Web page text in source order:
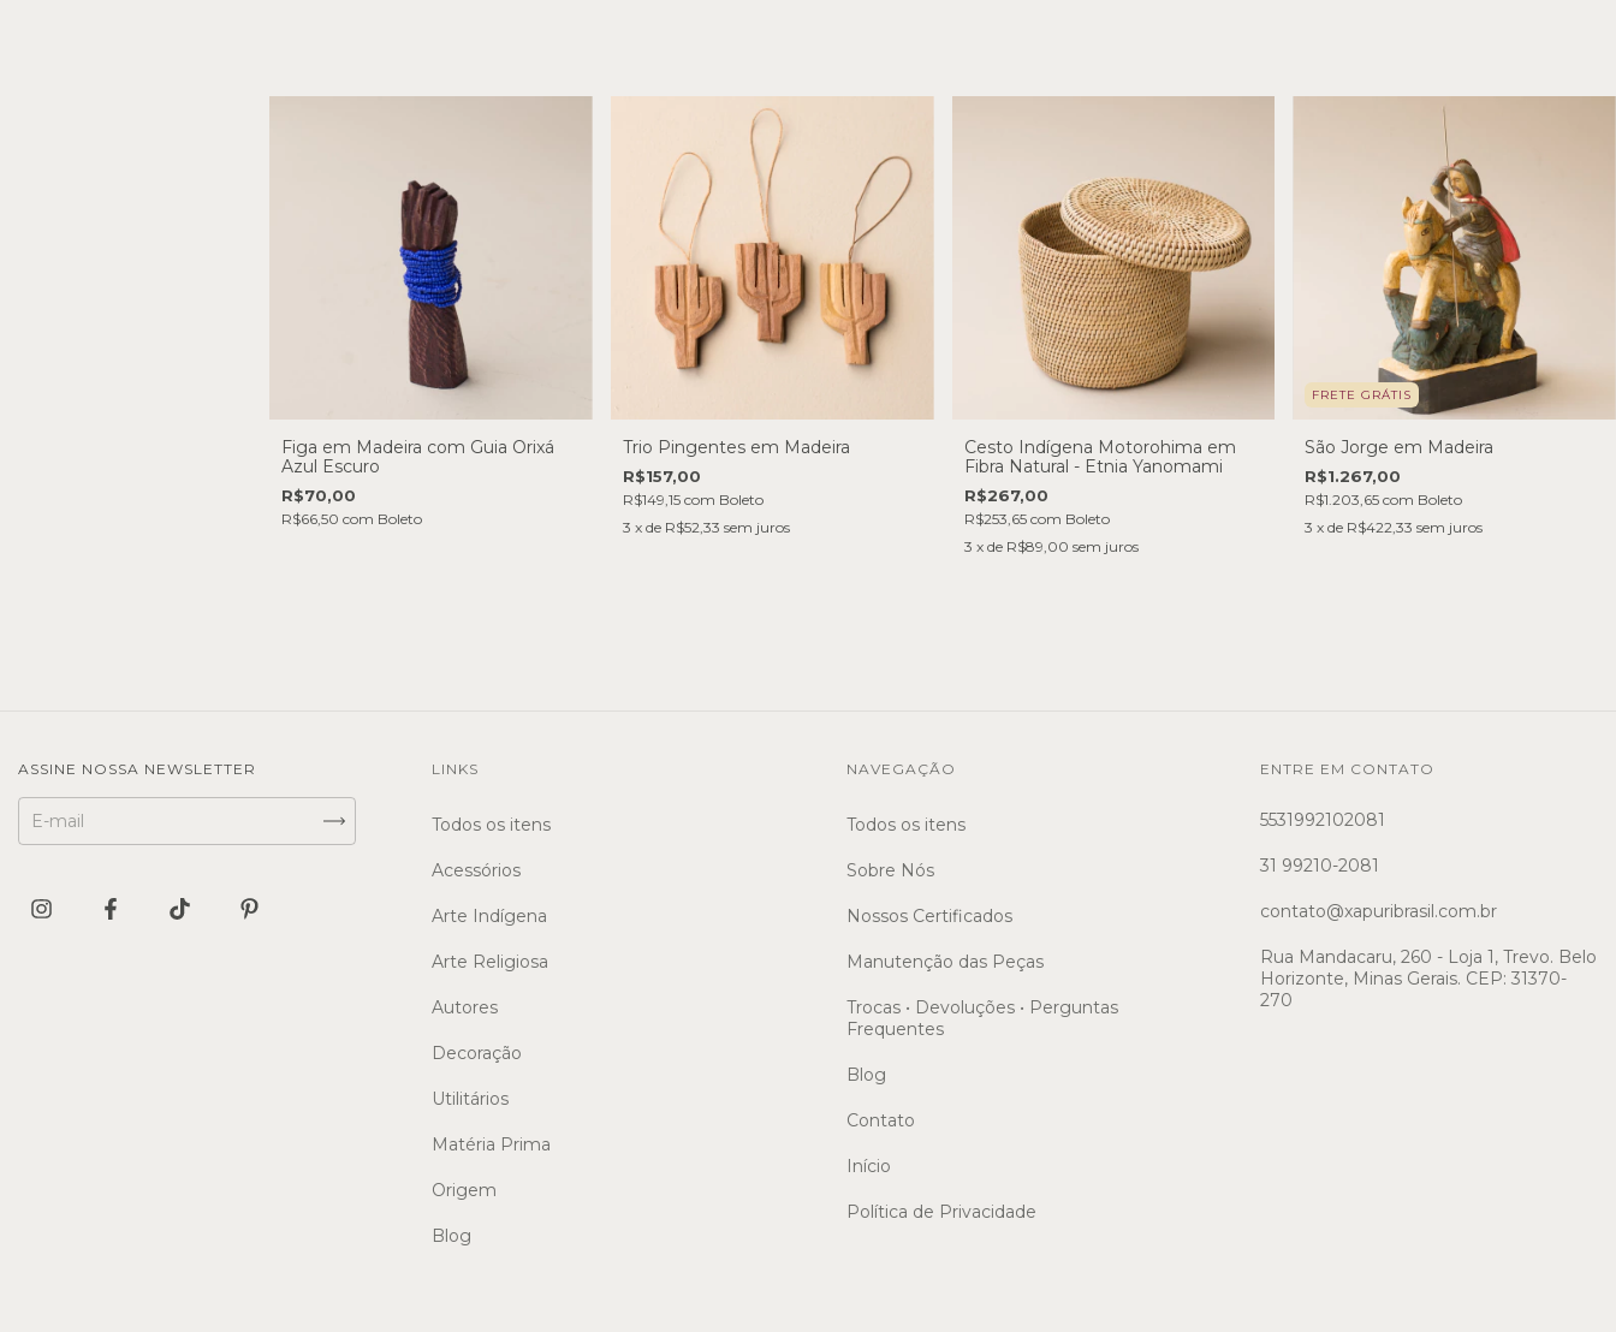
Figa em Madeira com Guia Orixá
Azul Escuro
R$70,00
R$66,50 com Boleto
Trio Pingentes em Madeira
R$157,00
R$149,15 com Boleto
3 x de R$52,33 sem juros
Cesto Indígena Motorohima em
Fibra Natural - Etnia Yanomami
R$267,00
R$253,65 com Boleto
3 x de R$89,00 sem juros
FRETE GRÁTIS
São Jorge em Madeira
R$1.267,00
R$1.203,65com Boleto
3 x de R$422,33 sem juros
ASSINE NOSSA NEWSLETTER LINKS
Todos os itens
Acessórios
Arte Indígena
Arte Religiosa
Autores
Decoração
Utilitários
Matéria Prima
Origem
Blog
NAVEGAÇÃO
Todos os itens
Sobre Nós
Nossos Certificados
Manutenção das Peças
Trocas • Devoluções • Perguntas
Frequentes
Blog
Contato
Início
Política de Privacidade
ENTRE EM CONTATO
5531992102081
31 99210-2081
contato@xapuribrasil.com.br
Rua Mandacaru, 260 - Loja 1, Trevo. Belo
Horizonte, Minas Gerais. CEP: 31370-
270